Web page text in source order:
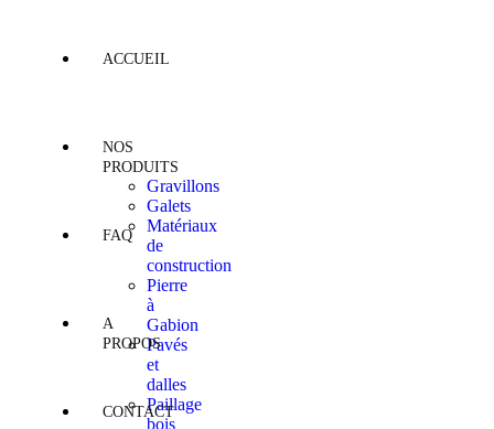
ACCUEIL
NOS
PRODUITS
Gravillons
Galets
Matériaux
de
construction
Pierre
à
Gabion
Pavés
et
dalles
Paillage
bois
FAQ
A
PROPOS
CONTACT